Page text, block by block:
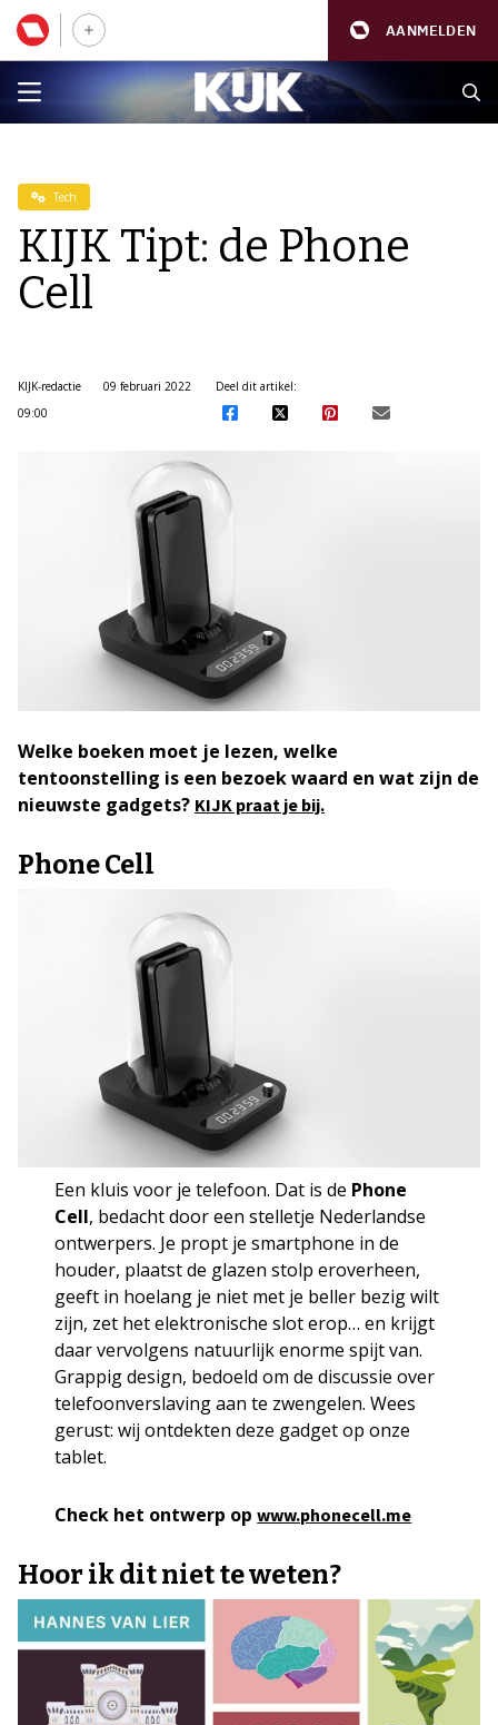
AANMELDEN
Tech
KIJK Tipt: de Phone
Cell
KIJK-redactie
09 februari 2022
09:00
Deel dit artikel:
Welke boeken moet je lezen, welke
tentoonstelling is een bezoek waard en wat zijn de
nieuwste gadgets? KIJK praat je bij.
Phone Cell
Een kluis voor je telefoon. Dat is de Phone
Cell, bedacht door een stelletje Nederlandse
ontwerpers. Je propt je smartphone in de
houder, plaatst de glazen stolp eroverheen,
geeft in hoelang je niet met je beller bezig wilt
zijn, zet het elektronische slot erop… en krijgt
daar vervolgens natuurlijk enorme spijt van.
Grappig design, bedoeld om de discussie over
telefoonverslaving aan te zwengelen. Wees
gerust: wij ontdekten deze gadget op onze
tablet.
Check het ontwerp opwww.phonecell.me
Hoor ik dit niet te weten?